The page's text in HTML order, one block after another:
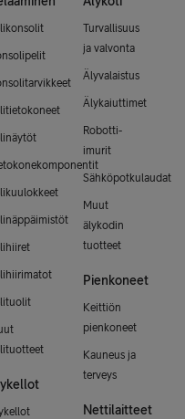
Turvallisuus
ja valvonta
Älyvalaistus
Älykaiuttimet
Robotti-
imurit
Sähköpotkulaudat
Muut
älykodin
tuotteet
Pienkoneet
Keittiön
pienkoneet
Kauneus ja
terveys
Nettilaitteet